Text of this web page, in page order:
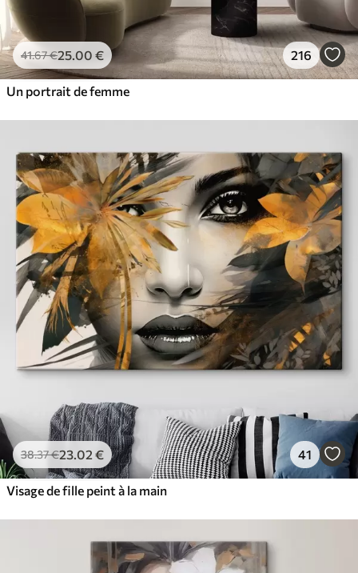
41.67€25.00 € 216
Un portrait de femme
38.37€23.02 € 41
Visage de fille peint à la main